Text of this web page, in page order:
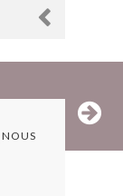
NOUS